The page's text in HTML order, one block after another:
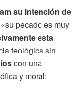
su intención de
pecado es muy
esta
teológica sin
con una
y moral: